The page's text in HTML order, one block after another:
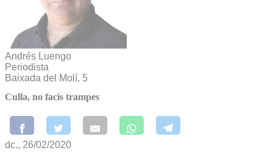
Andrés Luengo
Periodista
Baixada del Molí, 5
Culla, no facis trampes
dc., 26/02/2020